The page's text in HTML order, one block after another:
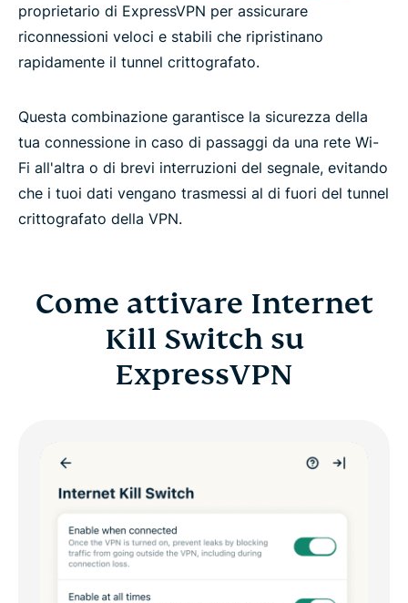
proprietario di ExpressVPN per assicurare
riconnessioni veloci e stabili che ripristinano
rapidamente il tunnel crittografato.
Questa combinazione garantisce la sicurezza della
tua connessione in caso di passaggi da una rete Wi-
Fi all'altra o di brevi interruzioni del segnale, evitando
che i tuoi dati vengano trasmessi al di fuori del tunnel
crittografato della VPN.
Come attivare Internet
Kill Switch su
ExpressVPN